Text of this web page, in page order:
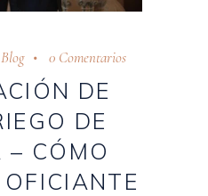
Blog 0 Comentarios
DE
DE
– CÓMO
OFICIANTE